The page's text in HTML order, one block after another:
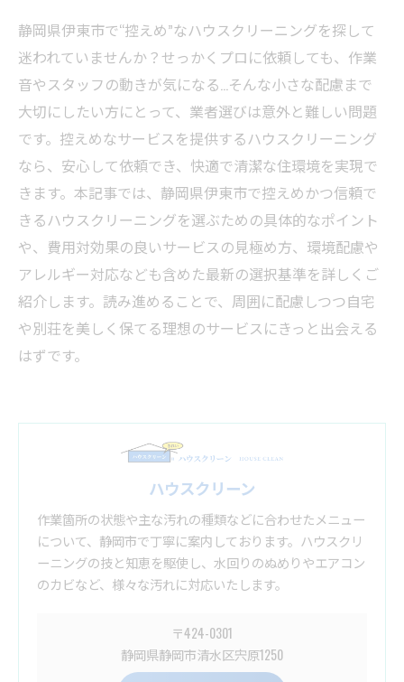
静岡県伊東市で“控えめ”なハウスクリーニングを探して
迷われていませんか？せっかくプロに依頼しても、作業
音やスタッフの動きが気になる…そんな小さな配慮まで
大切にしたい方にとって、業者選びは意外と難しい問題
です。控えめなサービスを提供するハウスクリーニング
なら、安心して依頼でき、快適で清潔な住環境を実現で
きます。本記事では、静岡県伊東市で控えめかつ信頼で
きるハウスクリーニングを選ぶための具体的なポイント
や、費用対効果の良いサービスの見極め方、環境配慮や
アレルギー対応なども含めた最新の選択基準を詳しくご
紹介します。読み進めることで、周囲に配慮しつつ自宅
や別荘を美しく保てる理想のサービスにきっと出会える
はずです。
ハウスクリーン
作業箇所の状態や主な汚れの種類などに合わせたメニュー
について、静岡市で丁寧に案内しております。ハウスクリ
ーニングの技と知恵を駆使し、水回りのぬめりやエアコン
のカビなど、様々な汚れに対応いたします。
〒424-0301
静岡県静岡市清水区宍原1250